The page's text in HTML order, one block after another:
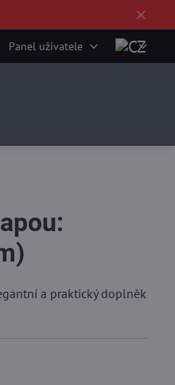
✕
Panel uživatele
a praktický doplněk